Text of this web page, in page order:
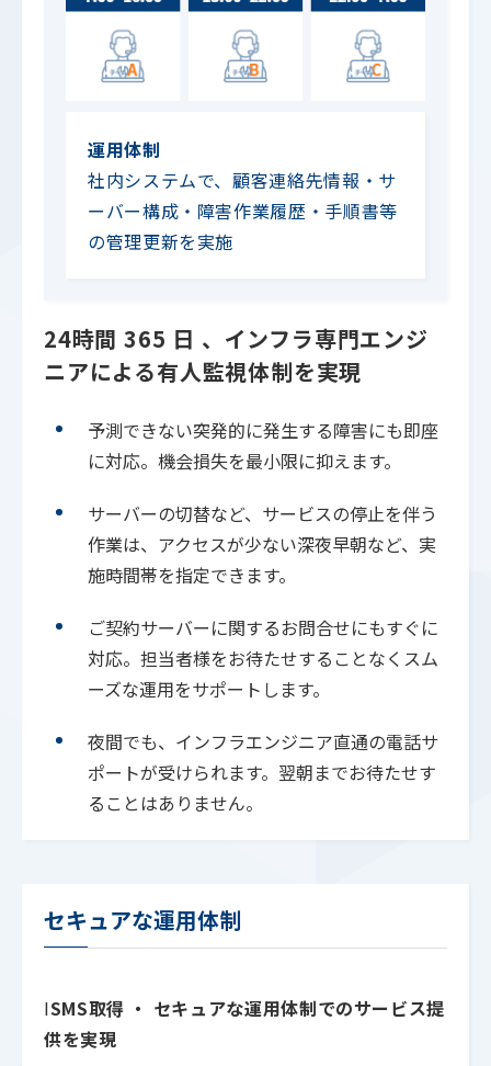
運用体制
社内システムで、顧客連絡先情報・サ
ーバー構成・障害作業履歴・手順書等
の管理更新を実施
24時間 365 日 、インフラ専門エンジ
ニアによる有人監視体制を実現
予測できない突発的に発生する障害にも即座
に対応。機会損失を最小限に抑えます。
サーバーの切替など、サービスの停止を伴う
作業は、アクセスが少ない深夜早朝など、実
施時間帯を指定できます。
ご契約サーバーに関するお問合せにもすぐに
対応。担当者様をお待たせすることなくスム
ーズな運用をサポートします。
夜間でも、インフラエンジニア直通の電話サ
ポートが受けられます。翌朝までお待たせす
ることはありません。
セキュアな運用体制
ISMS取得 ・ セキュアな運用体制でのサービス提
供を実現